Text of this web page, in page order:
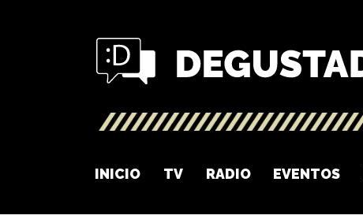
INICIO TV RADIO EVENTOS